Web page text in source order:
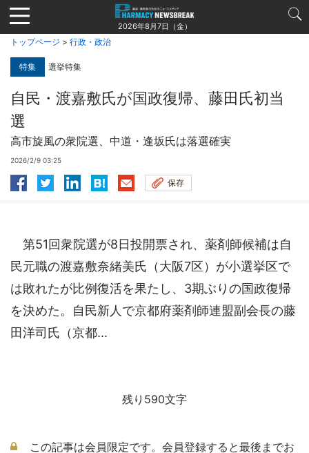
Jump
to
navigation
2026年8月7日（金）
トップページ > 行政・政治
特集 選挙特集
自民・渡嘉敷氏が国政復帰、藤田氏初当
選
高市旋風の衆院選、中道・逢坂氏は落選確実
2026/2/9 03:25
保存
第51回衆院選が8日投開票され、薬剤師候補は自
民元職の渡嘉敷奈緒美氏（大阪7区）が小選挙区で
は敗れたが比例復活を果たし、3期ぶりの国政復帰
を決めた。自民新人で京都府薬剤師連盟副会長の藤
田洋司氏（京都...
残り590文字
この記事は会員限定です。会員登録すると最後までお